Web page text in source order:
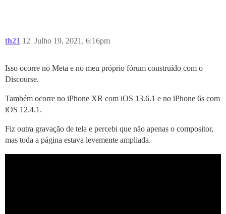
th21 Julho 19, 2021, 6:16pm
12
Isso ocorre no Meta e no meu próprio fórum construído com o
Discourse.
Também ocorre no iPhone XR com iOS 13.6.1 e no iPhone 6s com
iOS 12.4.1.
Fiz outra gravação de tela e percebi que não apenas o compositor,
mas toda a página estava levemente ampliada.